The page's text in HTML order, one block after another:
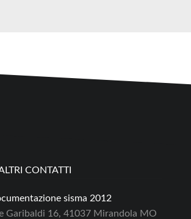
CONTATTI
sisma 2012
Garibaldi 16, 41037 Mirandola MO